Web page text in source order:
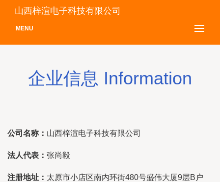
山西梓渲电子科技有限公司
MENU
企业信息 Information
公司名称： 山西梓渲电子科技有限公司
法人代表： 张尚毅
注册地址： 太原市小店区南内环街480号盛伟大厦9层B户